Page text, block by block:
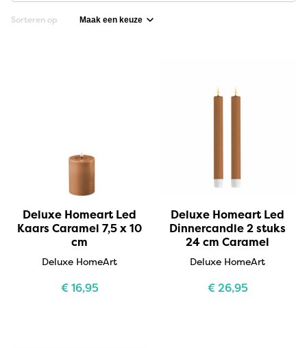
Sorteren op
Deluxe Homeart Led
Kaars Caramel 7,5 x 10
cm
Deluxe HomeArt
€16,95
Deluxe Homeart Led
Dinnercandle 2 stuks
24 cm Caramel
Deluxe HomeArt
€26,95